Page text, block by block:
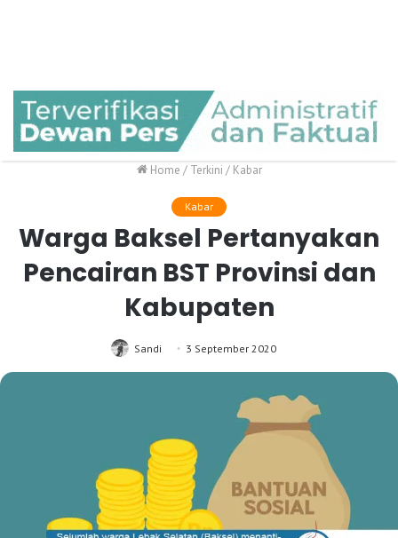
Home / Terkini / Kabar
Kabar
Warga Baksel Pertanyakan
Pencairan BST Provinsi dan
Kabupaten
Sandi 3 September 2020